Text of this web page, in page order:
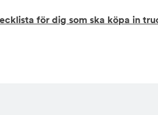
för dig som ska köpa in